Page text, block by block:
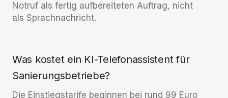
Notruf als fertig aufbereiteten Auftrag, nicht
als Sprachnachricht.
Was kostet ein KI-Telefonassistent für
Sanierungsbetriebe?
Die Einstiegstarife beginnen bei rund 99 Euro